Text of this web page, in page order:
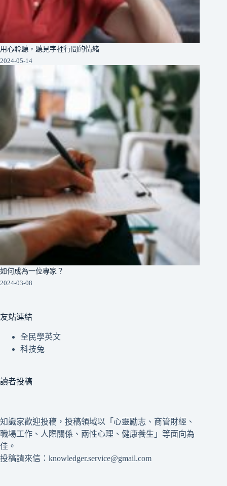
用心聆聽，聽見字裡行間的情緒
2024-05-14
如何成為一位專家？
2024-03-08
友站連結
全民學英文
科技兔
讀者投稿
知識家歡迎投稿，投稿領域以「心靈勵志、商管財經、
職場工作、人際關係、兩性心理、健康養生」等面向為
佳。
投稿請來信：knowledger.service@gmail.com